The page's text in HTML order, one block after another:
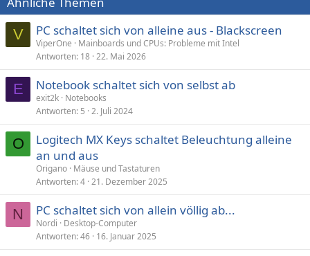
V PC schaltet sich von alleine aus - Blackscreen
ViperOne
Mainboards und CPUs: Probleme mit Intel
Antworten 18 22. Mai 2026
E Notebook schaltet sich von selbst ab
exit2k Notebooks
Antworten 5 2. Juli 2024
O
Logitech MX Keys schaltet Beleuchtung alleine
an und aus
Origano Mäuse und Tastaturen
Antworten 4 21. Dezember 2025
N PC schaltet sich von allein völlig ab...
Nordi
Desktop-Computer
Antworten 46 16. Januar 2025